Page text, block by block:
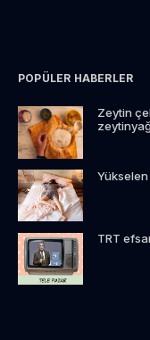
POPÜLER HABERLER
Zeytin
TRT